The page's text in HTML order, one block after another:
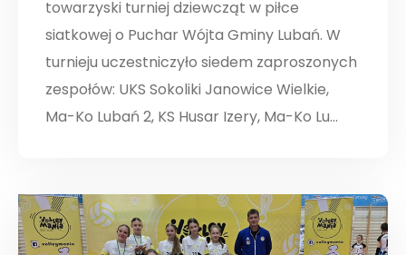
towarzyski turniej dziewcząt w piłce
siatkowej o Puchar Wójta Gminy Lubań. W
turnieju uczestniczyło siedem zaproszonych
zespołów: UKS Sokoliki Janowice Wielkie,
Ma-Ko Lubań 2, KS Husar Izery, Ma-Ko Lu...